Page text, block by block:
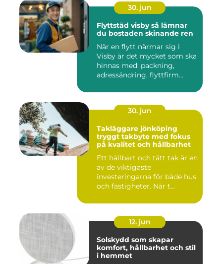
30. jun
Flyttstäd visby så lämnar
du bostaden skinande ren
När en flytt närmar sig i
Visby är det mycket som ska
hinnas med: packning,
adressändring, flyttfirm...
30. jun
Takläggare jönköping
tryggt takbyte med fokus
på kvalitet och hållbarhet
Ett hållbart och tätt tak är en
av de viktigaste
investeringarna för både hus
och fastigheter. När t...
12. jun
Solskydd som skapar
komfort, hållbarhet och stil
i hemmet